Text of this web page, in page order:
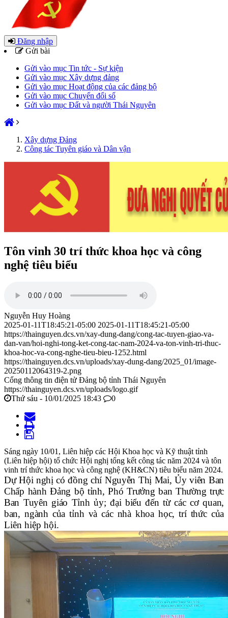
Đăng nhập
Gửi bài
Gửi vào mục Tin tức - Sự kiện
Gửi vào mục Xây dựng đảng
Gửi vào mục Hoạt động của các đảng bộ
Gửi vào mục Chuyển đổi số
Gửi vào mục Đất và người Thái Nguyên
Xây dựng Đảng
Công tác Tuyên giáo và Dân vận
Tôn vinh 30 trí thức khoa học và công
nghệ tiêu biểu
Nguyễn Huy Hoàng
2025-01-11T18:45:21-05:00 2025-01-11T18:45:21-05:00
https://thainguyen.dcs.vn/xay-dung-dang/cong-tac-tuyen-giao-va-
dan-van/hoi-nghi-tong-ket-cong-tac-nam-2024-va-ton-vinh-tri-thuc-
khoa-hoc-va-cong-nghe-tieu-bieu-1252.html
https://thainguyen.dcs.vn/uploads/xay-dung-dang/2025_01/image-
20250112064319-2.png
Cổng thông tin điện tử Đảng bộ tỉnh Thái Nguyên
https://thainguyen.dcs.vn/uploads/logo.gif
Thứ sáu - 10/01/2025 18:43
0
Sáng ngày 10/01, Liên hiệp các Hội Khoa học và Kỹ thuật tỉnh
(Liên hiệp hội) tổ chức Hội nghị tổng kết công tác năm 2024 và tôn
vinh trí thức khoa học và công nghệ (KH&CN) tiêu biểu năm 2024.
Dự Hội nghị có đồng chí Nguyễn Thị Mai, Ủy viên Ban
Chấp hành Đảng bộ tỉnh, Phó Trưởng ban Thường trực
Ban Tuyên giáo Tỉnh ủy;đại biểu đến từ các cơ quan,
ban, ngành của tỉnh vàcác nhà khoa học,trí thứccủa
Liên hiệp hội.